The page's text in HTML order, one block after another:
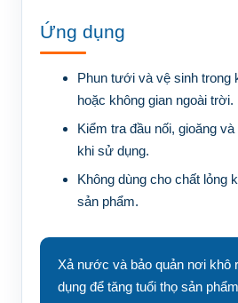
Ứng dụng
Phun tưới và vệ sinh
hoặc không gian ngoài trời.
Kiểm tra đầu nối, gioăng
khi sử dụng.
Không dùng cho chất lỏng
sản phẩm.
Xả nước và bảo quản nơi khô
dụng để tăng tuổi thọ sản